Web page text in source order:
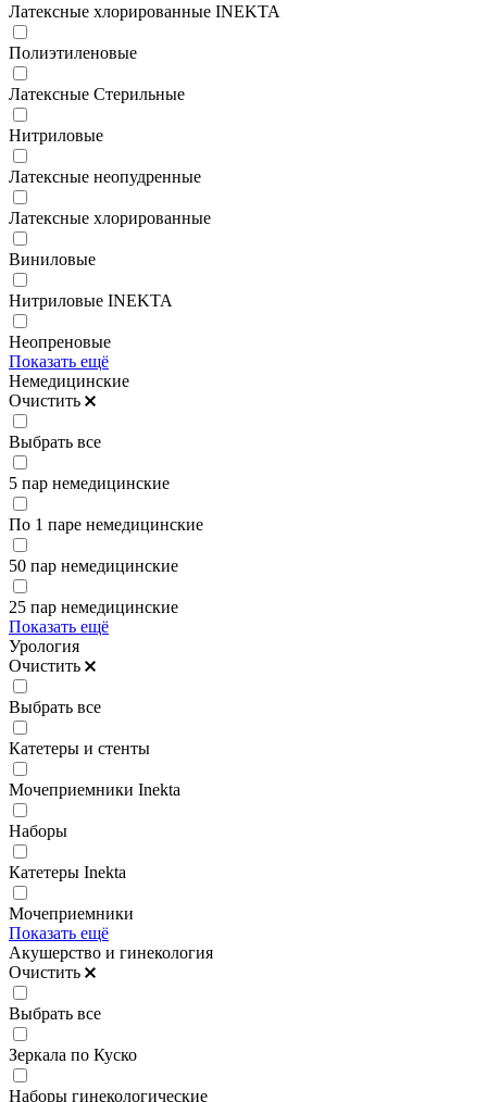
Латексные хлорированные INEKTA
Полиэтиленовые
Латексные Стерильные
Нитриловые
Латексные неопудренные
Латексные хлорированные
Виниловые
Нитриловые INEKTA
Неопреновые
Показать ещё
Немедицинские
Очистить
Выбрать все
5 пар немедицинские
По 1 паре немедицинские
50 пар немедицинские
25 пар немедицинские
Показать ещё
Урология
Очистить
Выбрать все
Катетеры и стенты
Мочеприемники Inekta
Наборы
Катетеры Inekta
Мочеприемники
Показать ещё
Акушерство и гинекология
Очистить
Выбрать все
Зеркала по Куско
Наборы гинекологические